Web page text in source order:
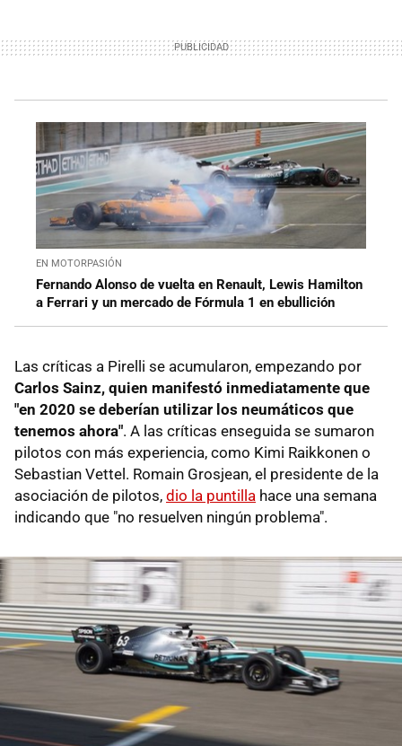
EN MOTORPASIÓN
Fernando Alonso de vuelta en Renault, Lewis Hamilton
a Ferrari y un mercado de Fórmula 1 en ebullición
Las críticas a Pirelli se acumularon, empezando por
Carlos Sainz, quien manifestó inmediatamente que
"en 2020 se deberían utilizar los neumáticos que
tenemos ahora". A las críticas enseguida se sumaron
pilotos con más experiencia, como Kimi Raikkonen o
Sebastian Vettel. Romain Grosjean, el presidente de la
asociación de pilotos, dio la puntilla hace una semana
indicando que "no resuelven ningún problema".